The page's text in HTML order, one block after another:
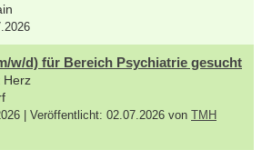
w/d) für Bereich Psychiatrie gesucht
Herz
| Veröffentlicht: 02.07.2026 von TMH